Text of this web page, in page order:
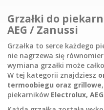
Grzałki do
AEG / Zanussi
Grzałka to serce każdego
nie nagrzewa się
wymiana grzałki może
W tej kategorii znajdziesz
termoobiegu oraz grillowe
piekarników Electrolux,